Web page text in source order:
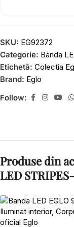
SKU: EG92372
Categorie: Banda
Etichetă: Colectia
Brand: Eglo
Follow:
Produse din
LED